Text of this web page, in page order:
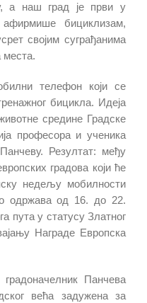
а наш град је први у
бициклизам,
својим суграђанима
места.
телефон који се
бицикла. Идеја
средине Градске
професора и ученика
Резултат: међу
градова који ће
недељу мобилности
одржава од 16. до 22.
пута у статусу Златног
Награде Европска
Панчева
већа задужена за